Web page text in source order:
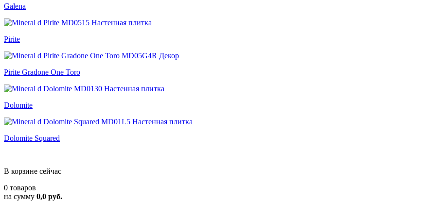
Galena
Pirite
Pirite Gradone One Toro
Dolomite
Dolomite Squared
В корзине сейчас
0 товаров
на сумму 0,0 руб.